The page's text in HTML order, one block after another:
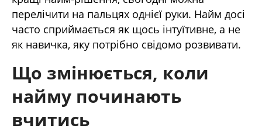
перелічити на пальцях однієї руки. Найм досі
часто сприймається як щось інтуїтивне, а не
як навичка, яку потрібно свідомо розвивати.
Що змінюється, коли
найму починають
вчитись